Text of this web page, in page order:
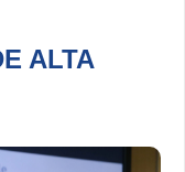
ALTA